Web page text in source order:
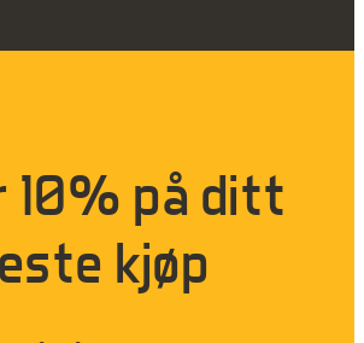
10% på ditt
kjøp